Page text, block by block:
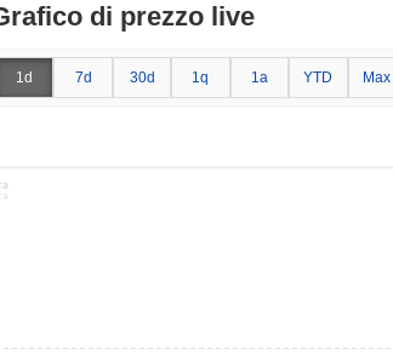
di prezzo live
1d 7d 30d 1q 1a YTD Max